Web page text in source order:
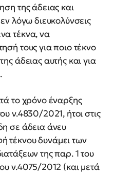
της άδειας και
λόγω διευκολύνσεις
τέκνα, να
τους για ποιο τέκνο
άδειας αυτής και για
το χρόνο έναρξης
ν.4830/2021, ήτοι στις
σε άδεια άνευ
τέκνου δυνάμει των
της παρ. 1 του
ν.4075/2012 (και μετά